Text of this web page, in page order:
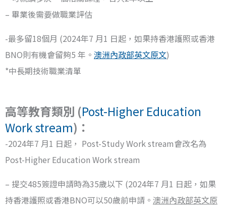
– 畢業後需要做職業評估
-最多留18個月 (2024年7 月1 日起，如果持香港護照或香港
BNO則有機會留夠5 年。 澳洲內政部英文原文)
*中長期技術職業清單
高等教育類別 (Post-Higher Education
Work stream)：
-2024年7 月1 日起， Post-Study Work stream會改名為
Post-Higher Education Work stream
– 提交485簽證申請時為35歲以下 (2024年7 月1 日起，如果
持香港護照或香港BNO可以50歲前申請。 澳洲內政部英文原